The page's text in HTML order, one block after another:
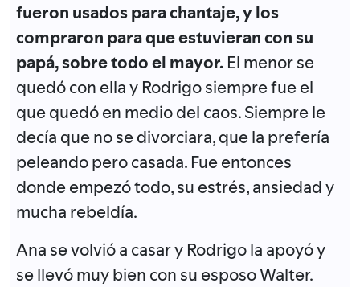
fueron usados para chantaje, y los
compraron para que estuvieran con su
papá, sobre todo el mayor. El menor se
quedó con ella y Rodrigo siempre fue el
que quedó en medio del caos. Siempre le
decía que no se divorciara, que la prefería
peleando pero casada. Fue entonces
donde empezó todo, su estrés, ansiedad y
mucha rebeldía.
Ana se volvió a casar y Rodrigo la apoyó y
se llevó muy bien con su esposo Walter.